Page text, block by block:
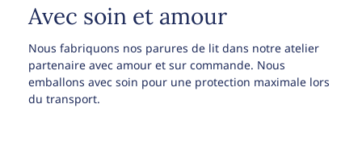
Avec soin et amour
Nous fabriquons nos parures de lit dans notre atelier
partenaire avec amour et sur commande. Nous
emballons avec soin pour une protection maximale lors
du transport.